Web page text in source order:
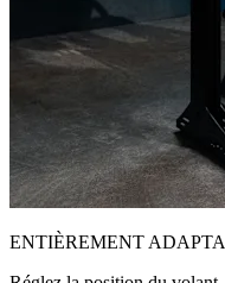
ENTIÈREMENT